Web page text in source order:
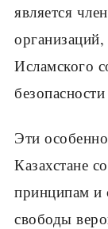
является
Исламского
Эти
Казахстане
принципам и
свободы